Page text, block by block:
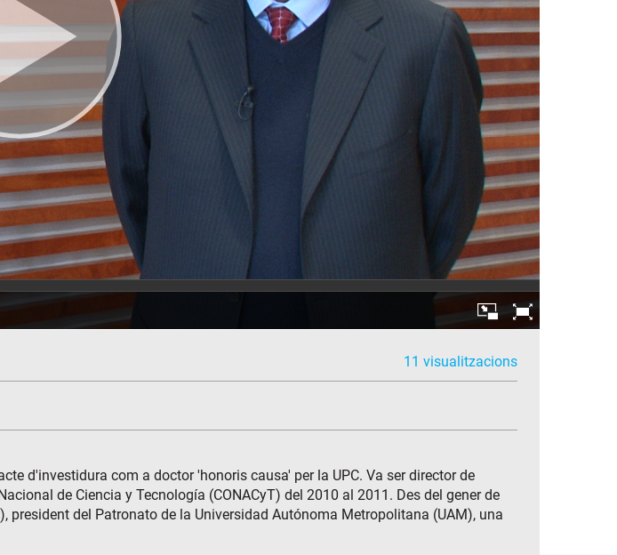
11 visualitzacions
d'investidura com a doctor 'honoris causa' per la UPC. Va ser director de
de Ciencia y Tecnología (CONACyT) del 2010 al 2011. Des del gener de
president del Patronato de la Universidad Autónoma Metropolitana (UAM), una